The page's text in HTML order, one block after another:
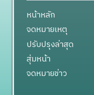
หน้าหลัก
จดหมายเหตุ
ปรับปรุงล่าสุด
สุ่มหน้า
จดหมายข่าว